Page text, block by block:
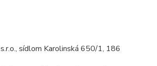
sídlom Karolinská 650/1, 186